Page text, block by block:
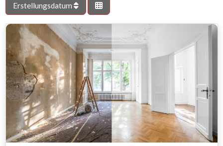
Erstellungsdatum